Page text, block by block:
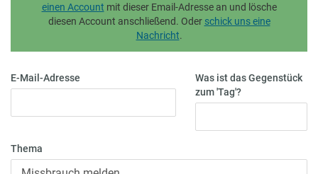
einen Account mit dieser Email-Adresse an und lösche
diesen Account anschließend. Oder schick uns eine
Nachricht.
E-Mail-Adresse
Was ist das Gegenstück
zum 'Tag'?
Thema